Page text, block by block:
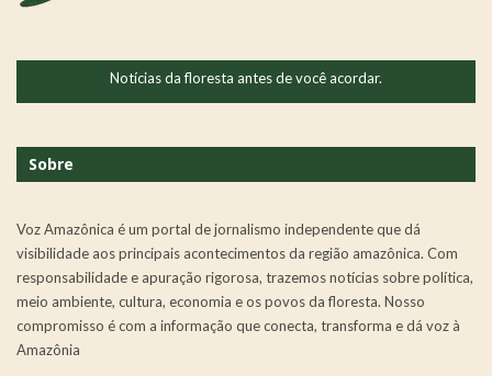
Notícias da floresta antes de você acordar.
Sobre
Voz Amazônica é um portal de jornalismo independente que dá
visibilidade aos principais acontecimentos da região amazônica. Com
responsabilidade e apuração rigorosa, trazemos notícias sobre política,
meio ambiente, cultura, economia e os povos da floresta. Nosso
compromisso é com a informação que conecta, transforma e dá voz à
Amazônia